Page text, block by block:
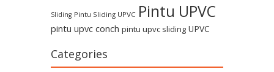
Sliding Pintu Sliding UPVC Pintu UPVC
pintu upvc conch pintu upvc sliding UPVC
Categories